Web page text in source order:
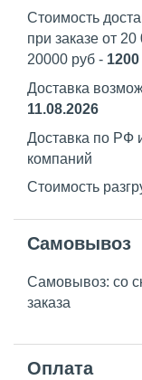
Стоимость
при заказе от
20000 руб -
Доставка
11.08.2026
Доставка по РФ
компаний
Стоимость
Самовывоз
Самовывоз: со
заказа
Оплата